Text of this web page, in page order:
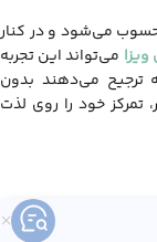
محسوب می‌شود و در کنار
می‌تواند این تجربه
ترجیح می‌دهند بدون
تمرکز خود را روی لذت